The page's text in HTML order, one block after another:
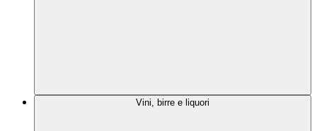
Vini, birre e liquori